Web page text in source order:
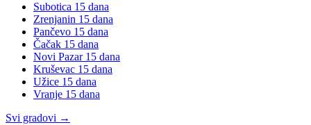
Subotica 15 dana
Zrenjanin 15 dana
Pančevo 15 dana
Čačak 15 dana
Novi Pazar15 dana
Kruševac 15 dana
Užice 15 dana
Vranje 15 dana
Svi gradovi →